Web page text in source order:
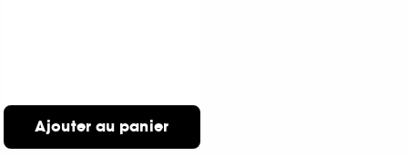
Ajouter au panier